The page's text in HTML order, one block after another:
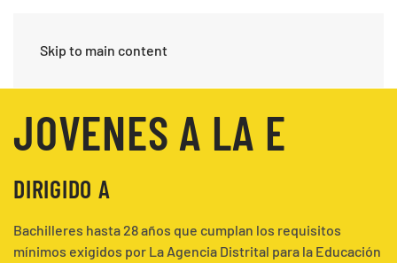
Skip to main content
JOVENES A LA E
DIRIGIDO A
Bachilleres hasta 28 años que cumplan los requisitos
mínimos exigidos por La Agencia Distrital para la Educación